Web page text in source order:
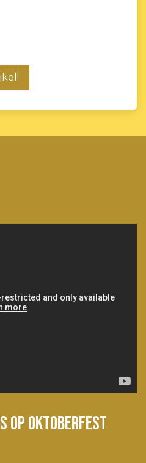
op Oktoberfest